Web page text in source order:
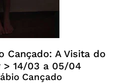
Cançado: A Visita do
> 14/03 a 05/04
Cançado